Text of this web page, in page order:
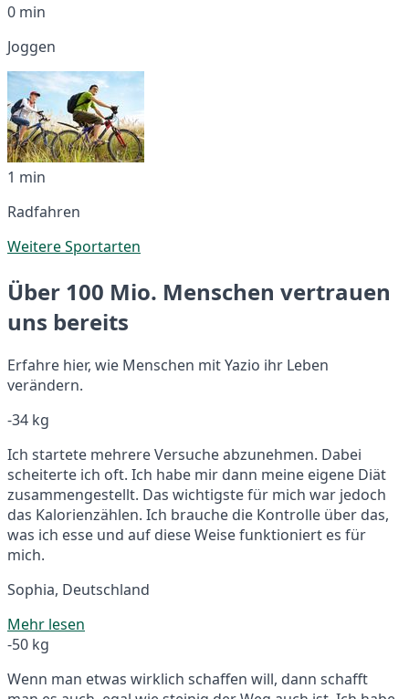
0 min
Joggen
1 min
Radfahren
Weitere Sportarten
Über 100 Mio. Menschen vertrauen
uns bereits
Erfahre hier, wie Menschen mit Yazio ihr Leben
verändern.
-34 kg
Ich startete mehrere Versuche abzunehmen. Dabei
scheiterte ich oft. Ich habe mir dann meine eigene Diät
zusammengestellt. Das wichtigste für mich war jedoch
das Kalorienzählen. Ich brauche die Kontrolle über das,
was ich esse und auf diese Weise funktioniert es für
mich.
Sophia, Deutschland
Mehr lesen
-50 kg
Wenn man etwas wirklich schaffen will, dann schafft